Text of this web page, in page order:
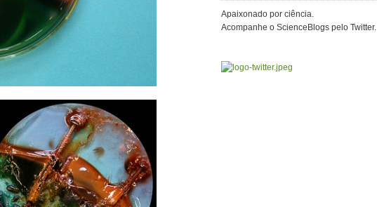
Apaixonado por ciência.
Acompanhe o ScienceBlogs pelo Twitter.